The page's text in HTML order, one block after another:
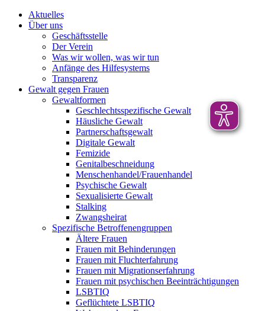
Aktuelles
Über uns
Geschäftsstelle
Der Verein
Was wir wollen, was wir tun
Anfänge des Hilfesystems
Transparenz
Gewalt gegen Frauen
Gewaltformen
Geschlechtsspezifische Gewalt
Häusliche Gewalt
Partnerschaftsgewalt
Digitale Gewalt
Femizide
Genitalbeschneidung
Menschenhandel/Frauenhandel
Psychische Gewalt
Sexualisierte Gewalt
Stalking
Zwangsheirat
Spezifische Betroffenengruppen
Ältere Frauen
Frauen mit Behinderungen
Frauen mit Fluchterfahrung
Frauen mit Migrationserfahrung
Frauen mit psychischen Beeinträchtigungen
LSBTIQ
Geflüchtete LSBTIQ